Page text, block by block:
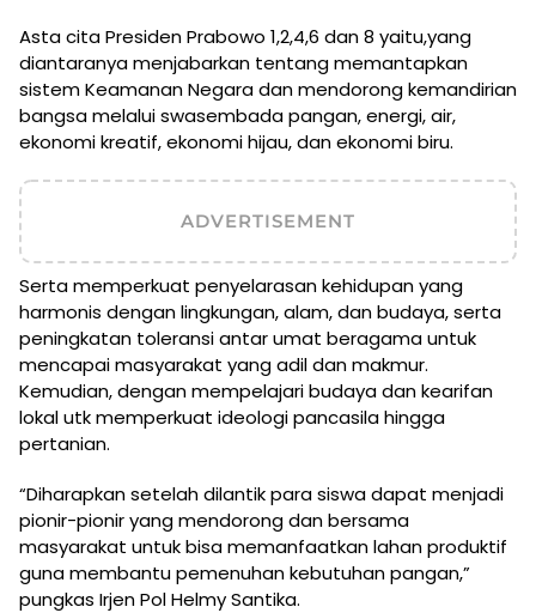
Asta cita Presiden Prabowo 1,2,4,6 dan 8 yaitu,yang
diantaranya menjabarkan tentang memantapkan
sistem Keamanan Negara dan mendorong kemandirian
bangsa melalui swasembada pangan, energi, air,
ekonomi kreatif, ekonomi hijau, dan ekonomi biru.
ADVERTISEMENT
Serta memperkuat penyelarasan kehidupan yang
harmonis dengan lingkungan, alam, dan budaya, serta
peningkatan toleransi antar umat beragama untuk
mencapai masyarakat yang adil dan makmur.
Kemudian, dengan mempelajari budaya dan kearifan
lokal utk memperkuat ideologi pancasila hingga
pertanian.
“Diharapkan setelah dilantik para siswa dapat menjadi
pionir-pionir yang mendorong dan bersama
masyarakat untuk bisa memanfaatkan lahan produktif
guna membantu pemenuhan kebutuhan pangan,”
pungkas Irjen Pol Helmy Santika.